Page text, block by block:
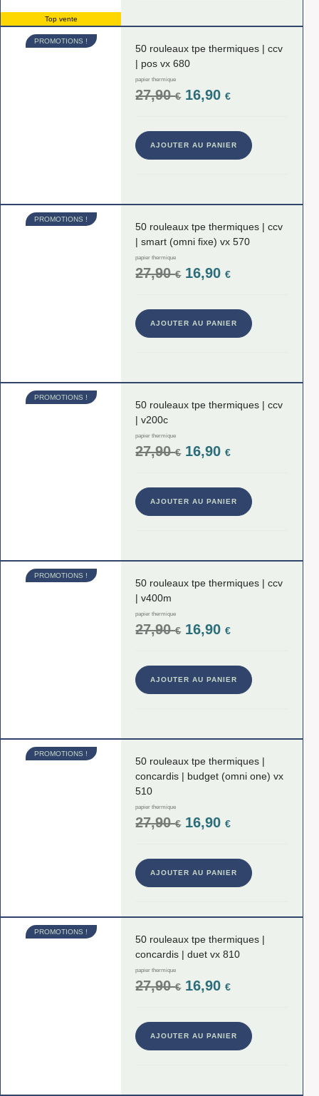
Top vente
PROMOTIONS !
50 rouleaux tpe thermiques | ccv
| pos vx 680
papier thermique
27,90€ 16,90€
AJOUTER AU PANIER
PROMOTIONS !
50 rouleaux tpe thermiques | ccv
| smart (omni fixe) vx 570
papier thermique
27,90€ 16,90€
AJOUTER AU PANIER
PROMOTIONS !
50 rouleaux tpe thermiques | ccv
| v200c
papier thermique
27,90€ 16,90€
AJOUTER AU PANIER
PROMOTIONS !
50 rouleaux tpe thermiques | ccv
| v400m
papier thermique
27,90€ 16,90€
AJOUTER AU PANIER
PROMOTIONS !
50 rouleaux tpe thermiques |
concardis | budget (omni one) vx
510
papier thermique
27,90€ 16,90€
AJOUTER AU PANIER
PROMOTIONS !
50 rouleaux tpe thermiques |
concardis | duet vx 810
papier thermique
27,90€ 16,90€
AJOUTER AU PANIER